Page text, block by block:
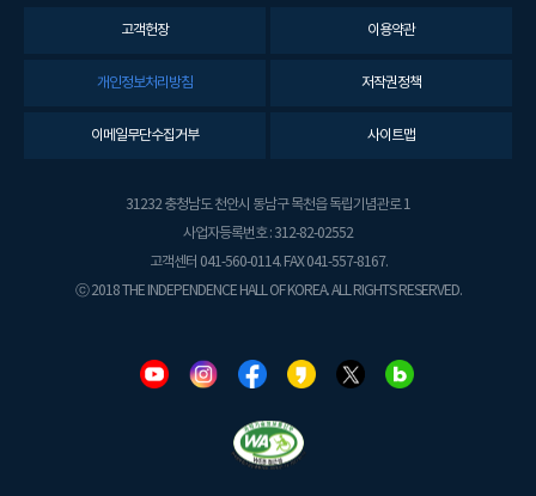
고객헌장 이용약관
개인정보처리방침 저작권정책
이메일무단수집거부 사이트맵
31232 충청남도 천안시 동남구 목천읍 독립기념관로 1
사업자등록번호 : 312-82-02552
고객센터 041-560-0114. FAX 041-557-8167.
ⓒ 2018 THE INDEPENDENCE HALL OF KOREA. ALL RIGHTS RESERVED.